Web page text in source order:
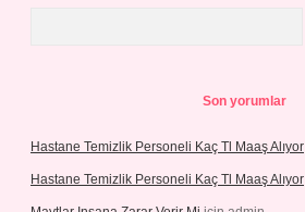
Son yorumlar
Hastane Temizlik Personeli Kaç Tl Maaş Alıyor
Hastane Temizlik Personeli Kaç Tl Maaş Alıyor